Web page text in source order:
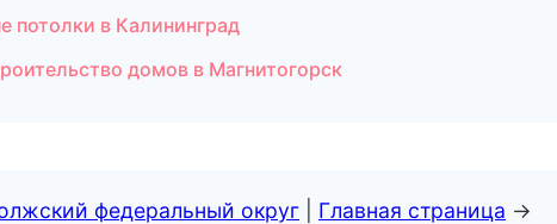
потолки в Калининград
домов в Магнитогорск
федеральный округ Главная страница →